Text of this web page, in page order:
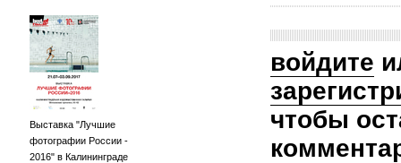
Выставка "Лучшие
фотографии России -
2016" в Калининграде
войдите
чтобы